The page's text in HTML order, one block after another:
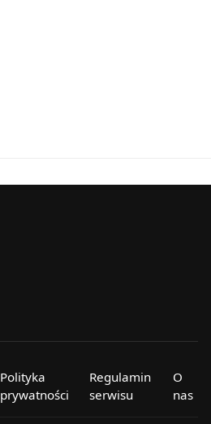
Polityka
prywatności
Regulamin
serwisu
O
nas